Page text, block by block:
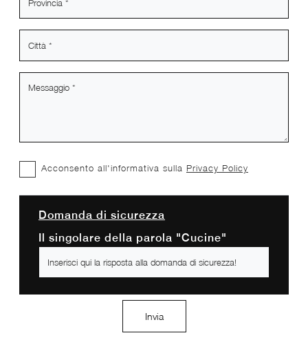
Acconsento all'informativa sulla Privacy Policy
Domanda di sicurezza
Il singolare della parola "Cucine"
Invia